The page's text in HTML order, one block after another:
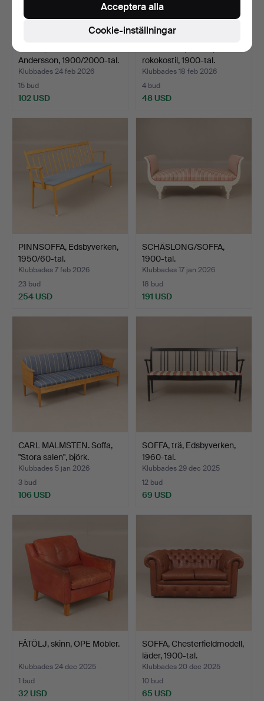
Andersson, 1900/2000-tal.
Klubbades 24 feb 2026
15 bud
102 USD
rokokostil, 1900-tal.
Klubbades 18 feb 2026
4 bud
48 USD
PINNSOFFA, Edsbyverken,
1950/60-tal.
Klubbades 7 feb 2026
23 bud
254 USD
SCHÄSLONG/SOFFA,
1900-tal.
Klubbades 17 jan 2026
18 bud
191 USD
CARL MALMSTEN. Soffa,
"Stora salen", björk.
Klubbades 5 jan 2026
3 bud
106 USD
SOFFA, trä, Edsbyverken,
1960-tal.
Klubbades 29 dec 2025
12 bud
69 USD
FÅTÖLJ, skinn, OPE Möbler.
Klubbades 24 dec 2025
1 bud
32 USD
SOFFA, Chesterfieldmodell,
läder, 1900-tal.
Klubbades 20 dec 2025
10 bud
65 USD
Cookie-inställningar
Acceptera alla